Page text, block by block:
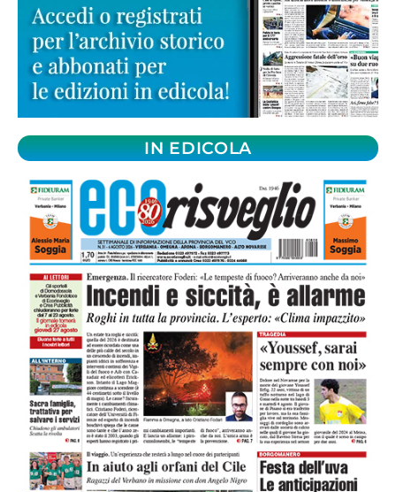
IN EDICOLA